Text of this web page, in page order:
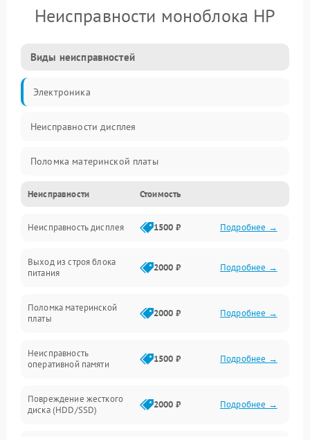
Неисправности моноблока HP
Виды неисправностей
Электроника
Неисправности дисплея
Поломка материнской платы
Неисправность системы охлаждения
Неисправность BIOS
Повреждение корпуса
Повреждение разъёмов (USB, HDMI и др.)
Поломка видеокарты
Неисправности Стоимость
Неисправность дисплея 1500 ₽ Подробнее →
Выход из строя блока
питания
2000 ₽ Подробнее →
Поломка материнской
платы
2000 ₽ Подробнее →
Неисправность
оперативной памяти
1500 ₽ Подробнее →
Повреждение жесткого
диска (HDD/SSD)
2000 ₽ Подробнее →